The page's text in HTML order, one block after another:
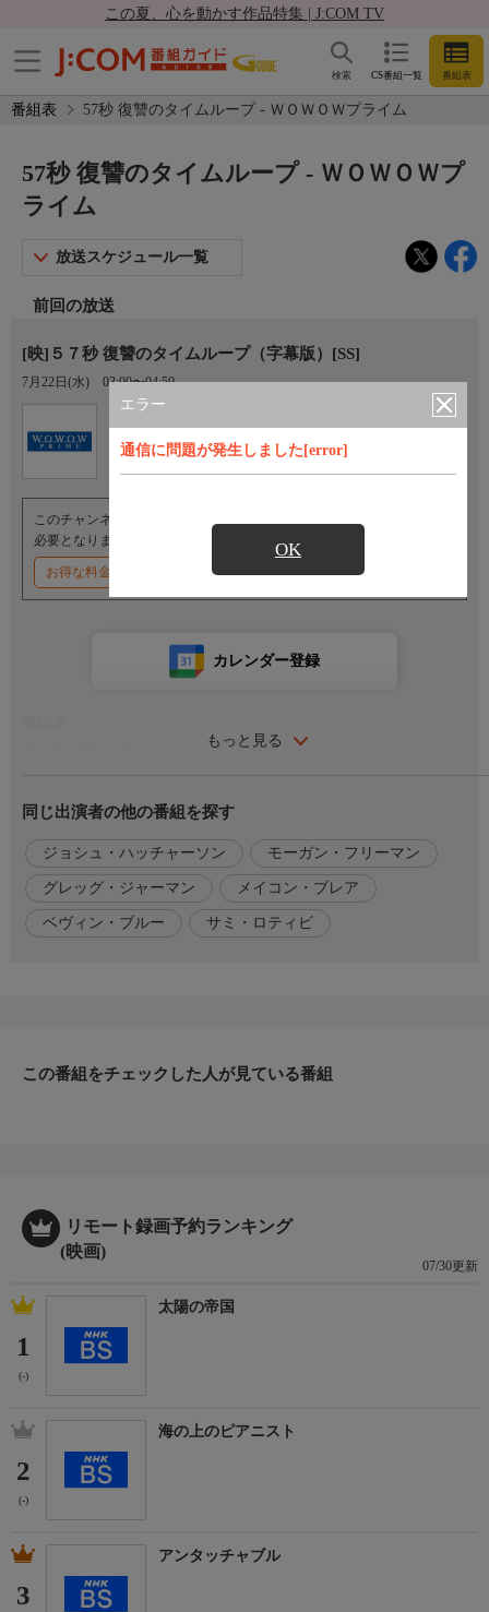
この夏、心を動かす作品特集 | J:COM TV
CS番組一覧 番組表
検索
番組表 57秒 復讐のタイムループ - ＷＯＷＯＷプライム
エラー
通信に問題が発生しました[error]
OK
57秒 復讐のタイムループ - ＷＯＷＯＷプ
ライム
放送スケジュール一覧
前回の放送
[映]５７秒 復讐のタイムループ（字幕版）[SS]
7月22日(水) 03:00〜04:50
このチャンネルのご視聴には、オプションチャンネル(有料)のご契約が
必要となります。
お得な料金割引キャンペーン実施中
もっと見る
カレンダー登録
５７秒 復讐のタイムループ（字幕版）
技術系ブロガーのフランクリンは、天才技術者バーレルに取材を
申し込もうと彼の新製品発表会に潜り込む。そこで彼は、思わぬ
偶然からバーレルの暗殺を阻止し、その時バーレルが落とした奇
妙な指輪を手にする。なんとその指輪は、ボタンを押せば時を５
７秒巻き戻せるのだ。指輪を私欲のために使うフランクリンだ
が、やがて彼は、妹の死の原因となった薬害を隠蔽する巨大製薬
【監督】ラスティ・カンデッフ
同じ出演者の他の番組を探す
ジョシュ・ハッチャーソン モーガン・フリーマン
グレッグ・ジャーマン メイコン・ブレア
ベヴィン・ブルー サミ・ロティビ
この番組をチェックした人が見ている番組
リモート録画予約ランキング
(映画)
07/30更新
1
(-)
太陽の帝国
2
(-)
海の上のピアニスト
3
アンタッチャブル